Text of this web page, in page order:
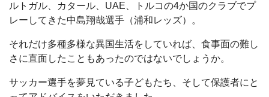
ルトガル、カタール、UAE、トルコの4か国のクラブでプ
レーしてきた中島翔哉選手（浦和レッズ）。
それだけ多種多様な異国生活をしていれば、食事面の難し
さに直面したこともあったのではないでしょうか。
サッカー選手を夢見ている子どもたち、そして保護者にと